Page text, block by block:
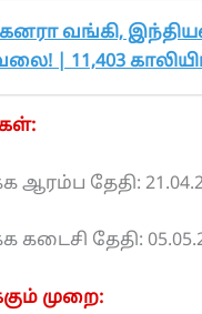
கனரா வங்கி,
| 11,403
தேதி:
தேதி:
முறை: